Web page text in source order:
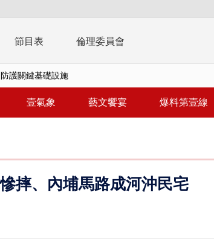
節目表 倫理委員會
護關鍵基礎設施
軍洩密中共遭起訴...
壹氣象 藝文饗宴 爆料第壹線
摔、內埔馬路成河沖民宅